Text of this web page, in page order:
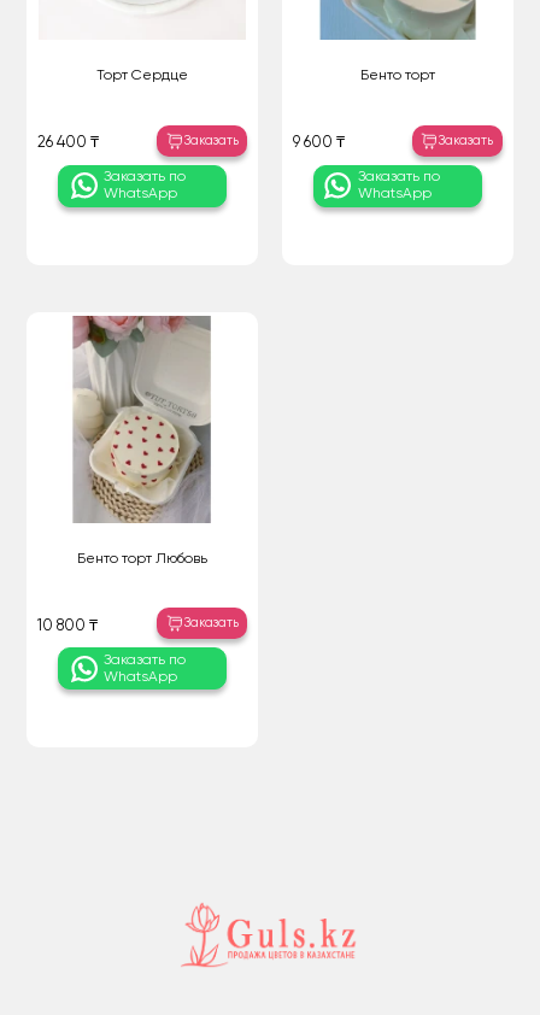
Торт Сердце
26 400 ₸ Заказать
Заказать по
WhatsApp
Бенто торт
9 600 ₸ Заказать
Заказать по
WhatsApp
Бенто торт Любовь
10 800 ₸ Заказать
Заказать по
WhatsApp